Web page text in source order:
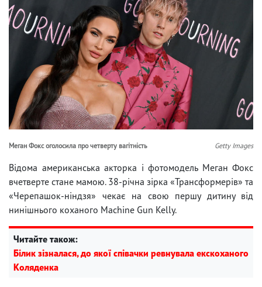
Меган Фокс оголосила про четверту вагітність Getty Images
Відома американська акторка і фотомодель Меган Фокс
вчетверте стане мамою. 38-річна зірка «Трансформерів» та
«Черепашок-ніндзя» чекає на свою першу дитину від
нинішнього коханого Machine Gun Kelly.
Читайте також:
Білик зізналася, до якої співачки ревнувала екскоханого
Коляденка